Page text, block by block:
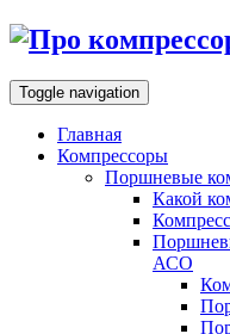
Toggle navigation
Главная
Компрессоры
Поршневые
Какой
АСО